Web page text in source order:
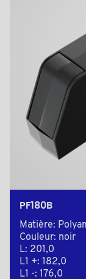
PF180B
Matière:
Couleur: noir
L: 201,0
L1 +: 182,0
L1 -: 176,0